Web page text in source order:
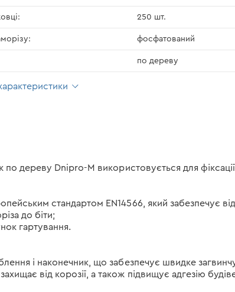
250 шт.
фосфатований
по дереву
по дереву Dnipro-M використовується для
стандартом EN14566, який забезпечує
до біти;
гартування.
і наконечник, що забезпечує швидке
від корозії, а також підвищує адгезію